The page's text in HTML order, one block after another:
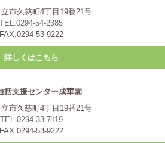
市久慈町4丁目19番21号
TEL.0294-54-2385
FAX.0294-53-9222
詳しくはこちら
括支援センター成華園
市久慈町4丁目19番21号
TEL.0294-33-7119
FAX.0294-53-9222